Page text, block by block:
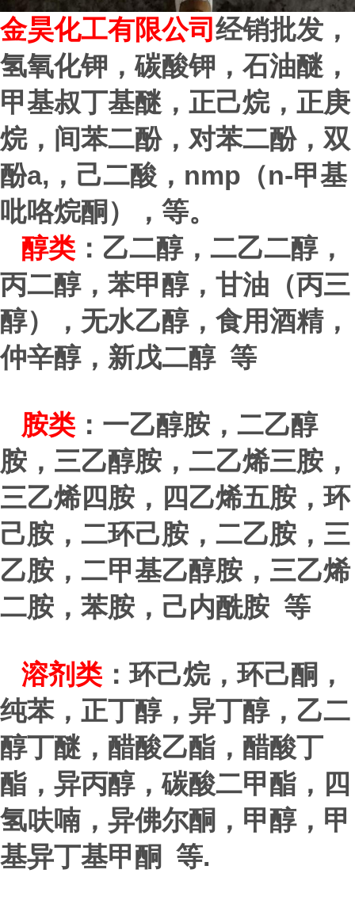
金昊化工有限公司 经销批发，
氢氧化钾，碳酸钾，石油醚，
甲基叔丁基醚，正己烷，正庚
烷，间苯二酚，对苯二酚，双
酚a, ，己二酸， nmp （n-甲基
吡咯烷酮），等。
醇类 ：乙二醇，二乙二醇，
丙二醇，苯甲醇，甘油（丙三
醇），无水乙醇，食用酒精，
仲辛醇，新戊二醇 等
胺类 ：一乙醇胺，二乙醇
胺，三乙醇胺，二乙烯三胺，
三乙烯四胺，四乙烯五胺，环
己胺，二环己胺，二乙胺，三
乙胺，二甲基乙醇胺，三乙烯
二胺，苯胺，己内酰胺 等
溶剂类 ：环己烷，环己酮，
纯苯，正丁醇，异丁醇，乙二
醇丁醚，醋酸乙酯，醋酸丁
酯，异丙醇，碳酸二甲酯，四
氢呋喃，异佛尔酮，甲醇，甲
基异丁基甲酮 等.